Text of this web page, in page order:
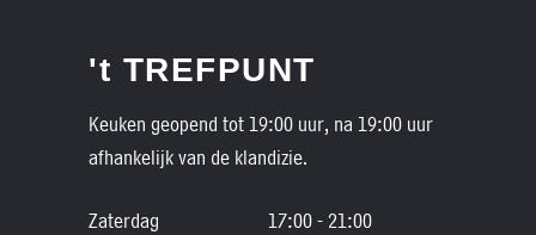
't TREFPUNT
Keuken geopend tot 19:00 uur, na 19:00 uur
afhankelijk van de klandizie.
Zaterdag
17:00 - 21:00